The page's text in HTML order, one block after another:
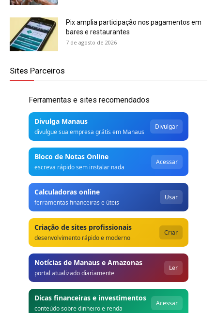
Pix amplia participação nos pagamentos em
bares e restaurantes
7 de agosto de 2026
Sites Parceiros
Ferramentas e sites recomendados
Divulga Manaus
divulgue sua empresa grátis em Manaus
Divulgar
Bloco de Notas Online
escreva rápido sem instalar nada
Acessar
Calculadoras online
ferramentas financeiras e úteis
Usar
Criação de sites profissionais
desenvolvimento rápido e moderno
Criar
Notícias de Manaus e Amazonas
portal atualizado diariamente
Ler
Dicas financeiras e investimentos
conteúdo sobre dinheiro e renda
Acessar